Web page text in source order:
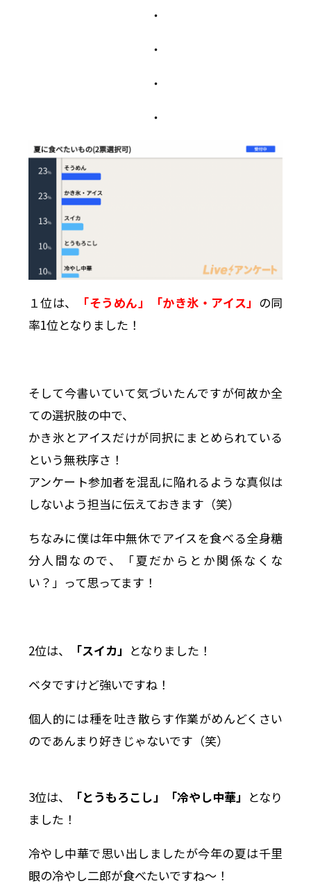
・
・
・
・
１位は、 「そうめん」「かき氷・アイス」 の同
率1位となりました！
そして今書いていて気づいたんですが何故か全
ての選択肢の中で、
かき氷とアイスだけが同択にまとめられている
という無秩序さ！
アンケート参加者を混乱に陥れるような真似は
しないよう担当に伝えておきます（笑）
ちなみに僕は年中無休でアイスを食べる全身糖
分人間なので、「夏だからとか関係なくな
い？」って思ってます！
2位は、 「スイカ」 となりました！
ベタですけど強いですね！
個人的には種を吐き散らす作業がめんどくさい
のであんまり好きじゃないです（笑）
3位は、 「とうもろこし」「冷やし中華」 となり
ました！
冷やし中華で思い出しましたが今年の夏は千里
眼の冷やし二郎が食べたいですね〜！